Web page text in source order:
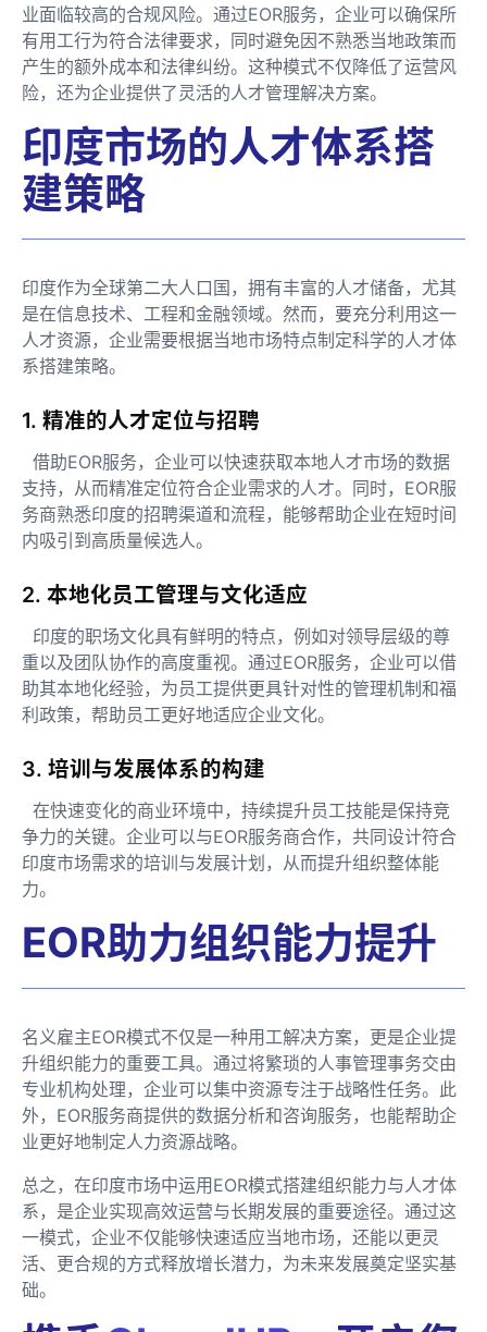
业面临较高的合规风险。通过EOR服务，企业可以确保所
有用工行为符合法律要求，同时避免因不熟悉当地政策而
产生的额外成本和法律纠纷。这种模式不仅降低了运营风
险，还为企业提供了灵活的人才管理解决方案。
印度市场的人才体系搭
建策略
印度作为全球第二大人口国，拥有丰富的人才储备，尤其
是在信息技术、工程和金融领域。然而，要充分利用这一
人才资源，企业需要根据当地市场特点制定科学的人才体
系搭建策略。
1. 精准的人才定位与招聘
借助EOR服务，企业可以快速获取本地人才市场的数据
支持，从而精准定位符合企业需求的人才。同时，EOR服
务商熟悉印度的招聘渠道和流程，能够帮助企业在短时间
内吸引到高质量候选人。
2. 本地化员工管理与文化适应
印度的职场文化具有鲜明的特点，例如对领导层级的尊
重以及团队协作的高度重视。通过EOR服务，企业可以借
助其本地化经验，为员工提供更具针对性的管理机制和福
利政策，帮助员工更好地适应企业文化。
3. 培训与发展体系的构建
在快速变化的商业环境中，持续提升员工技能是保持竞
争力的关键。企业可以与EOR服务商合作，共同设计符合
印度市场需求的培训与发展计划，从而提升组织整体能
力。
EOR助力组织能力提升
名义雇主EOR模式不仅是一种用工解决方案，更是企业提
升组织能力的重要工具。通过将繁琐的人事管理事务交由
专业机构处理，企业可以集中资源专注于战略性任务。此
外，EOR服务商提供的数据分析和咨询服务，也能帮助企
业更好地制定人力资源战略。
总之，在印度市场中运用EOR模式搭建组织能力与人才体
系，是企业实现高效运营与长期发展的重要途径。通过这
一模式，企业不仅能够快速适应当地市场，还能以更灵
活、更合规的方式释放增长潜力，为未来发展奠定坚实基
础。